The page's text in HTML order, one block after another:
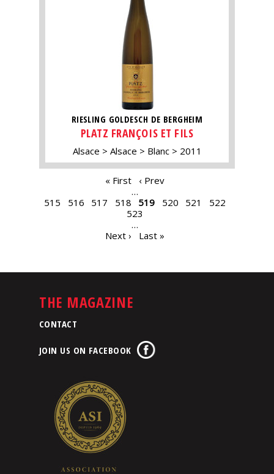
RIESLING GOLDESCH DE BERGHEIM
PLATZ FRANÇOIS ET FILS
Alsace Alsace Blanc 2011
« First
‹ Prev
…
515
516 517 518 519 520 521
522
523
…
Next ›
Last »
THE MAGAZINE
CONTACT
JOIN US ON FACEBOOK